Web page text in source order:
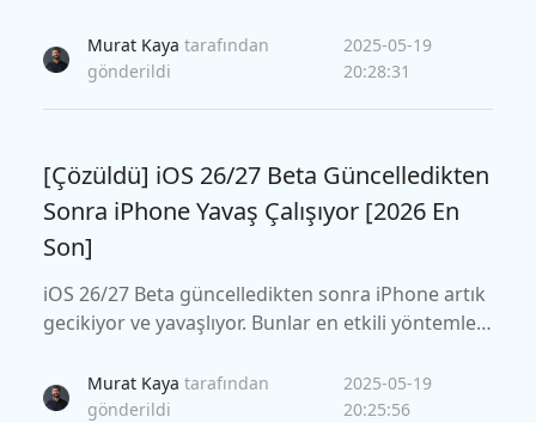
menin en iyi 6 yöntemini araştırıyor.
Murat Kaya tarafından
gönderildi
2025-05-19
20:28:31
[Çözüldü] iOS 26/27 Beta Güncelledikten
Sonra iPhone Yavaş Çalışıyor [2026 En
Son]
iOS 26/27 Beta güncelledikten sonra iPhone artık
gecikiyor ve yavaşlıyor. Bunlar en etkili yöntemler
avaş Sorunu Nasıl Düzeltilir.
Murat Kaya tarafından
gönderildi
2025-05-19
20:25:56